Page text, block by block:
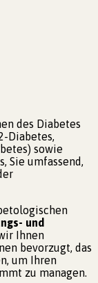
des Diabetes
Diabetes,
sowie
Sie umfassend,
und
Ihnen
bevorzugt, das
um Ihren
zu managen.